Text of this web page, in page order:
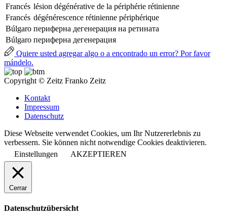
Francés lésion dégénérative de la périphérie rétinienne
Francés dégénérescence rétinienne périphérique
Búlgaro периферна дегенерация на ретината
Búlgaro периферна дегенерация
Quiere usted agregar algo o a encontrado un error? Por favor
mándelo.
Copyright © Zeitz Franko Zeitz
Kontakt
Impressum
Datenschutz
Diese Webseite verwendet Cookies, um Ihr Nutzererlebnis zu
verbessern. Sie können nicht notwendige Cookies deaktivieren.
Einstellungen
AKZEPTIEREN
Cerrar
Datenschutzübersicht